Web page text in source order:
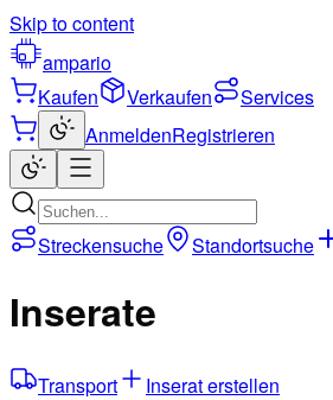
Skip to content
ampario
Kaufen
Verkaufen
Services
AnmeldenRegistrieren
Streckensuche Standortsuche
Inserate
Transport Inserat erstellen